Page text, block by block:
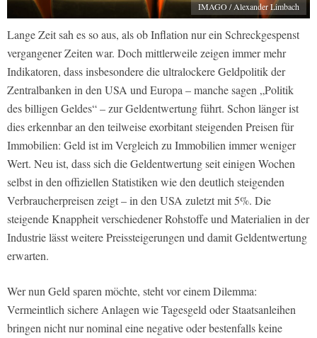
IMAGO / Alexander Limbach
Lange Zeit sah es so aus, als ob Inflation nur ein Schreckgespenst
vergangener Zeiten war. Doch mittlerweile zeigen immer mehr
Indikatoren, dass insbesondere die ultralockere Geldpolitik der
Zentralbanken in den USA und Europa – manche sagen „Politik
des billigen Geldes“ – zur Geldentwertung führt. Schon länger ist
dies erkennbar an den teilweise exorbitant steigenden Preisen für
Immobilien: Geld ist im Vergleich zu Immobilien immer weniger
Wert. Neu ist, dass sich die Geldentwertung seit einigen Wochen
selbst in den offiziellen Statistiken wie den deutlich steigenden
Verbraucherpreisen zeigt – in den USA zuletzt mit 5%. Die
steigende Knappheit verschiedener Rohstoffe und Materialien in der
Industrie lässt weitere Preissteigerungen und damit Geldentwertung
erwarten.
Wer nun Geld sparen möchte, steht vor einem Dilemma:
Vermeintlich sichere Anlagen wie Tagesgeld oder Staatsanleihen
bringen nicht nur nominal eine negative oder bestenfalls keine